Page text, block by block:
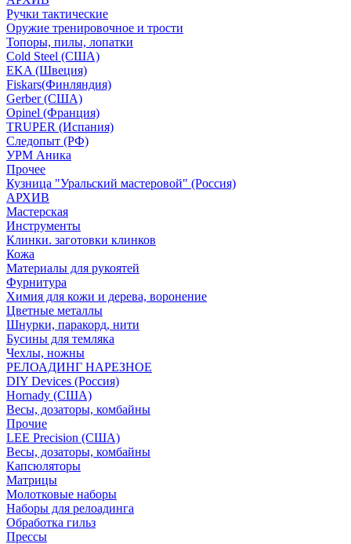
Ручки тактические
Оружие тренировочное и трости
Топоры, пилы, лопатки
Cold Steel (США)
EKA (Швеция)
Fiskars(Финляндия)
Gerber (США)
Opinel (Франция)
TRUPER (Испания)
Следопыт (РФ)
УРМ Аника
Прочее
Кузница "Уральский мастеровой" (Россия)
АРХИВ
Мастерская
Инструменты
Клинки. заготовки клинков
Кожа
Материалы для рукоятей
Фурнитура
Химия для кожи и дерева, воронение
Цветные металлы
Шнурки, паракорд, нити
Бусины для темляка
Чехлы, ножны
РЕЛОАДИНГ НАРЕЗНОЕ
DIY Devices (Россия)
Hornady (США)
Весы, дозаторы, комбайны
Прочие
LEE Precision (США)
Весы, дозаторы, комбайны
Капсюляторы
Матрицы
Молотковые наборы
Наборы для релоадинга
Обработка гильз
Преcсы